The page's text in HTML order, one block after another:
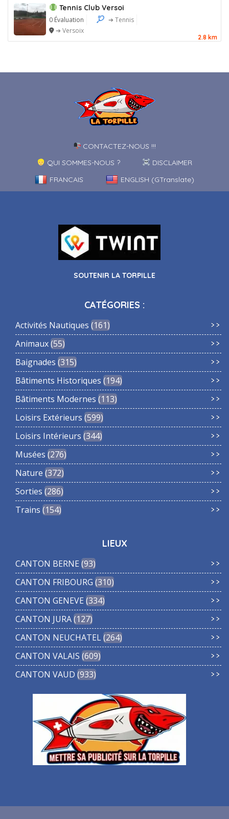
Tennis Club Versoi
0 Évaluation
➔ Tennis
➔ Versoix
2.8 km
CONTACTEZ-NOUS !!!
QUI SOMMES-NOUS ?
DISCLAIMER
FRANCAIS
ENGLISH (GTranslate)
SOUTENIR LA TORPILLE
CATÉGORIES :
Activités Nautiques 161
Animaux 55
Baignades 315
Bâtiments Historiques 194
Bâtiments Modernes 113
Loisirs Extérieurs 599
Loisirs Intérieurs 344
Musées 276
Nature 372
Sorties 286
Trains 154
LIEUX
CANTON BERNE 93
CANTON FRIBOURG 310
CANTON GENEVE 334
CANTON JURA 127
CANTON NEUCHATEL 264
CANTON VALAIS 609
CANTON VAUD 933